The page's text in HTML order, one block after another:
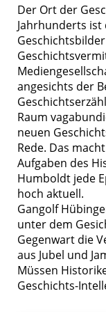
Der Ort der
Jahrhunderts
angesichts der
Raum
neuen
Rede. Das
Aufgaben des
Humboldt jede
hoch aktuell.
Gangolf
unter dem
Gegenwart die
aus Jubel und
Müssen
Geschichts-